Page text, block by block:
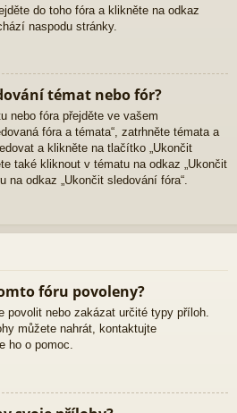
do toho fóra a klikněte na odkaz
naspodu stránky.
témat nebo fór?
nebo fóra přejděte ve vašem
fóra a témata“, zatrhněte témata a
a klikněte na tlačítko „Ukončit
také kliknout v tématu na odkaz „Ukončit
na odkaz „Ukončit sledování fóra“.
fóru povoleny?
povolit nebo zakázat určité typy příloh.
můžete nahrát, kontaktujte
ho o pomoc.